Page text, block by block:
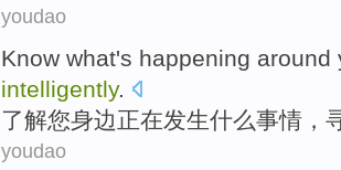
youdao
Know what's happening around
intelligently.
了解您身边正在发生什么事情，
youdao